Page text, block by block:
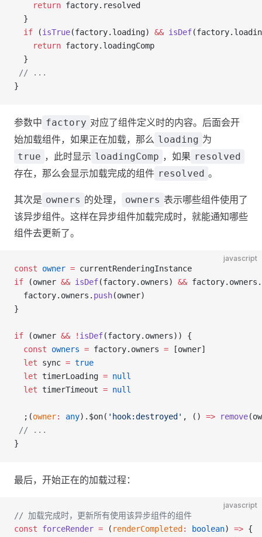
    return
factory.resolved
  }
  if
(isTrue(factory.loading) && isDef
    return
factory.loadingComp
  }
// ...
}
参数中 factory 对应了组件定义时的内容。后面会开
始加载组件，如果正在加载，那么 loading 为
true ，此时显示 loadingComp ，如果 resolved
存在，那么会显示加载完成的组件 resolved 。
其次是 owners 的处理， owners 表示哪些组件使用了
该异步组件。这样在异步组件加载完成时，就能通知哪些
组件去更新了。
javascript
const owner = currentRenderingInstance
if (owner && isDef(factory.owners) && factory.owners.
  factory.owners.
push(owner)
}
if (owner && ! isDef(factory.owners)) {
  const
owners = factory.owners = [owner]
  let
sync = true
  let
timerLoading = null
  let
timerTimeout = null
  ;(
owner: any).$on( 'hook:destroyed' , () => remove
// ...
}
最后，开始正在的加载过程：
javascript
// 加载完成时，更新所有使用该异步组件的组件
const forceRender = ( renderCompleted : boolean) => {